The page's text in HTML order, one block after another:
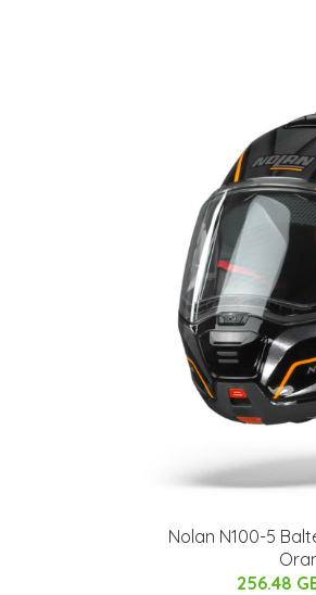
Nolan N100-5
256.48